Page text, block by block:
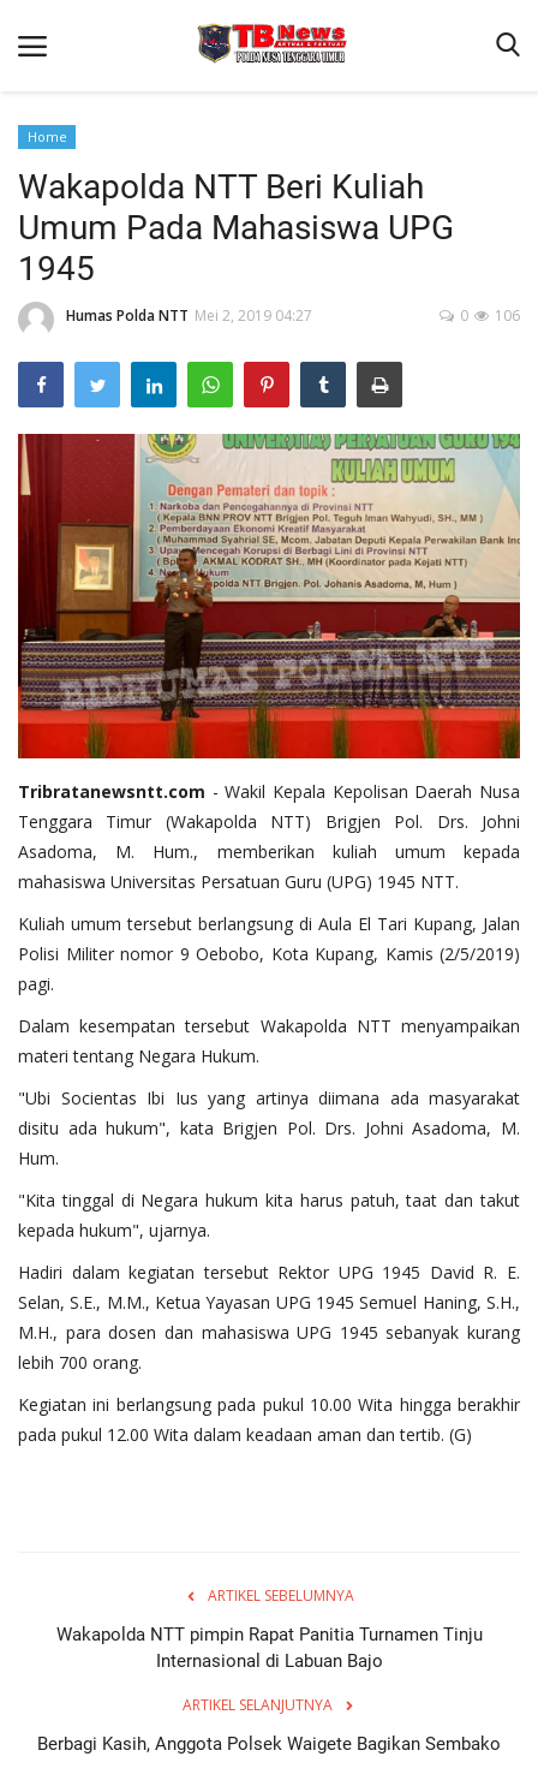
Beranda
Binkam
Terms & Conditions
Reskrim
Lantas
Polisi Kita
Mitra Polisi
Link Polda NTT
Home
Wakapolda NTT Beri Kuliah
Umum Pada Mahasiswa UPG
1945
Humas Polda NTT Mei 2, 2019 04:27 106
0
Tribratanewsntt.com - Wakil Kepala Kepolisan Daerah Nusa
Tenggara Timur (Wakapolda NTT) Brigjen Pol. Drs. Johni
Asadoma, M. Hum., memberikan kuliah umum kepada
mahasiswa Universitas Persatuan Guru (UPG) 1945 NTT.
Kuliah umum tersebut berlangsung di Aula El Tari Kupang, Jalan
Polisi Militer nomor 9 Oebobo, Kota Kupang, Kamis (2/5/2019)
pagi.
Dalam kesempatan tersebut Wakapolda NTT menyampaikan
materi tentang Negara Hukum.
"Ubi Socientas Ibi Ius yang artinya diimana ada masyarakat
disitu ada hukum", kata Brigjen Pol. Drs. Johni Asadoma, M.
Hum.
"Kita tinggal di Negara hukum kita harus patuh, taat dan takut
kepada hukum", ujarnya.
Hadiri dalam kegiatan tersebut Rektor UPG 1945 David R. E.
Selan, S.E., M.M., Ketua Yayasan UPG 1945 Semuel Haning, S.H.,
M.H., para dosen dan mahasiswa UPG 1945 sebanyak kurang
lebih 700 orang.
Kegiatan ini berlangsung pada pukul 10.00 Wita hingga berakhir
pada pukul 12.00 Wita dalam keadaan aman dan tertib. (G)
ARTIKEL SEBELUMNYA
Wakapolda NTT pimpin Rapat Panitia Turnamen Tinju
Internasional di Labuan Bajo
ARTIKEL SELANJUTNYA
Berbagi Kasih, Anggota Polsek Waigete Bagikan Sembako